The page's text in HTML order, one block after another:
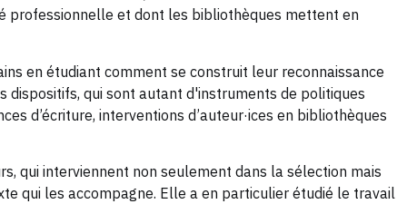
professionnelle et dont les bibliothèques mettent en
en étudiant comment se construit leur reconnaissance
dispositifs, qui sont autant d'instruments de politiques
d’écriture, interventions d’auteur·ices en bibliothèques
qui interviennent non seulement dans la sélection mais
qui les accompagne. Elle a en particulier étudié le travail